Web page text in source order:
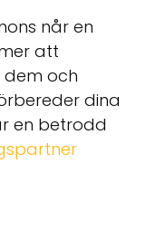
når en
att
dem och
dina
en betrodd